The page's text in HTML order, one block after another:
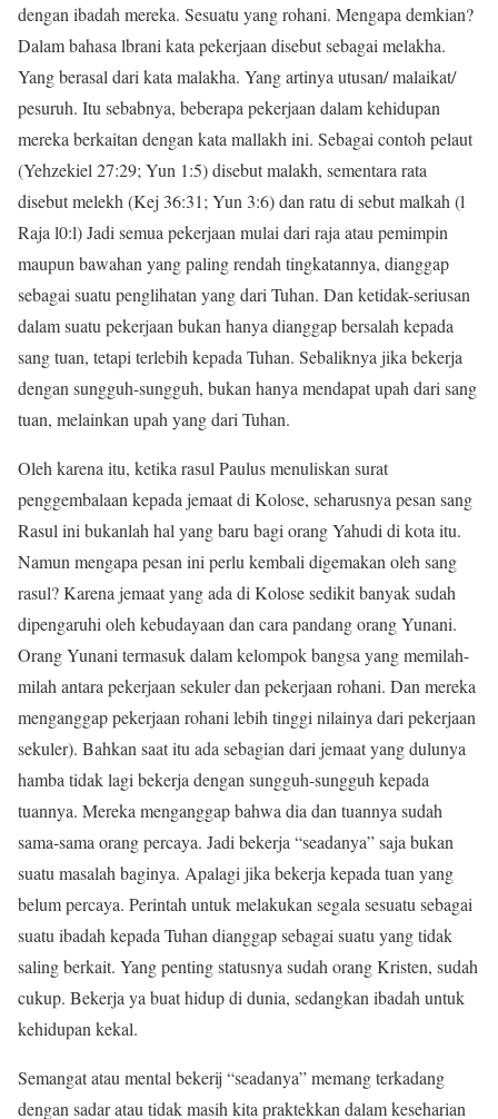
dengan ibadah mereka. Sesuatu yang rohani. Mengapa demkian?
Dalam bahasa lbrani kata pekerjaan disebut sebagai melakha.
Yang berasal dari kata malakha. Yang artinya utusan/ malaikat/
pesuruh. Itu sebabnya, beberapa pekerjaan dalam kehidupan
mereka berkaitan dengan kata mallakh ini. Sebagai contoh pelaut
(Yehzekiel 27:29; Yun 1:5) disebut malakh, sementara rata
disebut melekh (Kej 36:31; Yun 3:6) dan ratu di sebut malkah (l
Raja l0:l) Jadi semua pekerjaan mulai dari raja atau pemimpin
maupun bawahan yang paling rendah tingkatannya, dianggap
sebagai suatu penglihatan yang dari Tuhan. Dan ketidak-seriusan
dalam suatu pekerjaan bukan hanya dianggap bersalah kepada
sang tuan, tetapi terlebih kepada Tuhan. Sebaliknya jika bekerja
dengan sungguh-sungguh, bukan hanya mendapat upah dari sang
tuan, melainkan upah yang dari Tuhan.
Oleh karena itu, ketika rasul Paulus menuliskan surat
penggembalaan kepada jemaat di Kolose, seharusnya pesan sang
Rasul ini bukanlah hal yang baru bagi orang Yahudi di kota itu.
Namun mengapa pesan ini perlu kembali digemakan oleh sang
rasul? Karena jemaat yang ada di Kolose sedikit banyak sudah
dipengaruhi oleh kebudayaan dan cara pandang orang Yunani.
Orang Yunani termasuk dalam kelompok bangsa yang memilah-
milah antara pekerjaan sekuler dan pekerjaan rohani. Dan mereka
menganggap pekerjaan rohani lebih tinggi nilainya dari pekerjaan
sekuler). Bahkan saat itu ada sebagian dari jemaat yang dulunya
hamba tidak lagi bekerja dengan sungguh-sungguh kepada
tuannya. Mereka menganggap bahwa dia dan tuannya sudah
sama-sama orang percaya. Jadi bekerja “seadanya” saja bukan
suatu masalah baginya. Apalagi jika bekerja kepada tuan yang
belum percaya. Perintah untuk melakukan segala sesuatu sebagai
suatu ibadah kepada Tuhan dianggap sebagai suatu yang tidak
saling berkait. Yang penting statusnya sudah orang Kristen, sudah
cukup. Bekerja ya buat hidup di dunia, sedangkan ibadah untuk
kehidupan kekal.
Semangat atau mental bekerij “seadanya” memang terkadang
dengan sadar atau tidak masih kita praktekkan dalam keseharian